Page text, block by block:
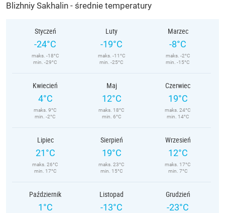
Blizhniy Sakhalin - średnie temperatury
Styczeń
-24°C
maks. -18°C
min. -29°C
Luty
-19°C
maks. -11°C
min. -25°C
Marzec
-8°C
maks. -2°C
min. -15°C
Kwiecień
4°C
maks. 9°C
min. -2°C
Maj
12°C
maks. 18°C
min. 6°C
Czerwiec
19°C
maks. 24°C
min. 14°C
Lipiec
21°C
maks. 26°C
min. 17°C
Sierpień
19°C
maks. 23°C
min. 15°C
Wrzesień
12°C
maks. 17°C
min. 7°C
Październik
1°C
Listopad
-13°C
Grudzień
-23°C